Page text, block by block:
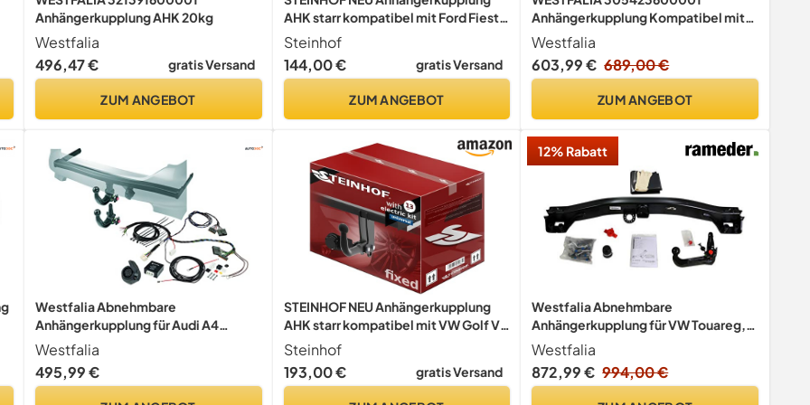
Anhängerkupplung AHK 20kg
Westfalia
496,47 €
gratis Versand
ZUM ANGEBOT
AHK starr kompatibel mit Ford Fiesta
Fließheck 3/5-tür 2008-12.2012 mit
7-polig Universal-Elektrosatz
Steinhof
144,00 €
gratis Versand
ZUM ANGEBOT
Anhängerkupplung Kompatibel mit
VW TIGUAN 5N
Westfalia
603,99 € 689,00 €
ZUM ANGEBOT
Westfalia Abnehmbare
Anhängerkupplung für Audi A4
Limousine/Avant/Quattro (B8) (BJ
09/07-11/15), Audi A5
Sportback/Coupe/Cabrio (B8) (BJ
Westfalia
495,99 €
STEINHOF NEU Anhängerkupplung
AHK starr kompatibel mit VW Golf V
1K Fließheck 3/5-tür 11.2003-2008
mit 13-polig Universal-Elektrosatz
Steinhof
193,00 €
gratis Versand
12% Rabatt
Westfalia Abnehmbare
Anhängerkupplung für VW Touareg,
Porsche Cayenne (beide BJ 11/2002-
10/2017)
Westfalia
872,99 € 994,00 €